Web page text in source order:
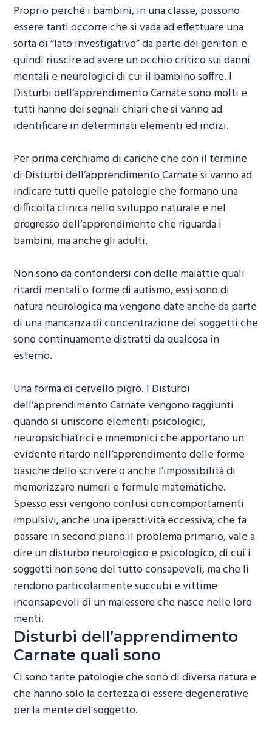
Proprio perché i bambini, in una classe, possono
essere tanti occorre che si vada ad effettuare una
sorta di “lato investigativo” da parte dei genitori e
quindi riuscire ad avere un occhio critico sui danni
mentali e neurologici di cui il bambino soffre. I
Disturbi dell’apprendimento Carnatesono molti e
tutti hanno dei segnali chiari che si vanno ad
identificare in determinati elementi ed indizi.
Per prima cerchiamo di cariche che con il termine
di Disturbi dell’apprendimento Carnatesi vanno ad
indicare tutti quelle patologie che formano una
difficoltà clinica nello sviluppo naturale e nel
progresso dell’apprendimento che riguarda i
bambini, ma anche gli adulti.
Non sono da confondersi con delle malattie quali
ritardi mentali o forme di autismo, essi sono di
natura neurologica ma vengono date anche da parte
di una mancanza di concentrazione dei soggetti che
sono continuamente distratti da qualcosa in
esterno.
Una forma di cervello pigro. I Disturbi
dell’apprendimento Carnatevengono raggiunti
quando si uniscono elementi psicologici,
neuropsichiatrici e mnemonici che apportano un
evidente ritardo nell’apprendimento delle forme
basiche dello scrivere o anche l’impossibilità di
memorizzare numeri e formule matematiche.
Spesso essi vengono confusi con comportamenti
impulsivi, anche una iperattività eccessiva, che fa
passare in second piano il problema primario, vale a
dire un disturbo neurologico e psicologico, di cui i
soggetti non sono del tutto consapevoli, ma che li
rendono particolarmente succubi e vittime
inconsapevoli di un malessere che nasce nelle loro
menti.
Disturbi dell’apprendimento
Carnate quali sono
Ci sono tante patologie che sono di diversa natura e
che hanno solo la certezza di essere degenerative
per la mente del soggetto.